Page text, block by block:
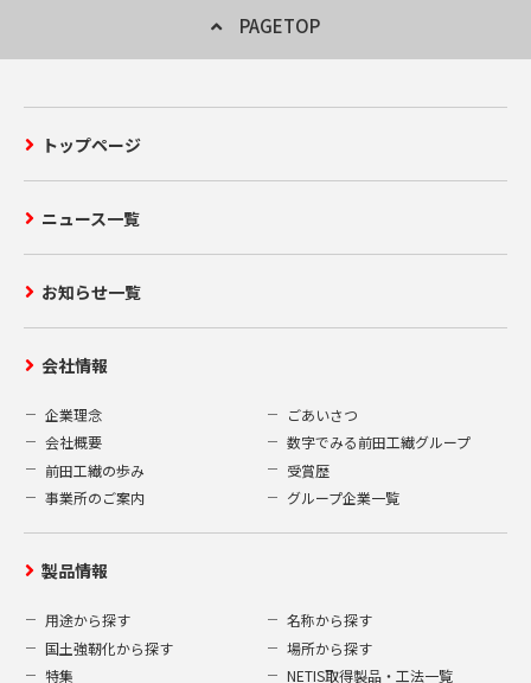
PAGETOP
トップページ
ニュース一覧
お知らせ一覧
会社情報
企業理念
ごあいさつ
会社概要
数字でみる前田工繊グループ
前田工繊の歩み
受賞歴
事業所のご案内
グループ企業一覧
製品情報
用途から探す
名称から探す
国土強靭化から探す
場所から探す
特集
NETIS取得製品・工法一覧